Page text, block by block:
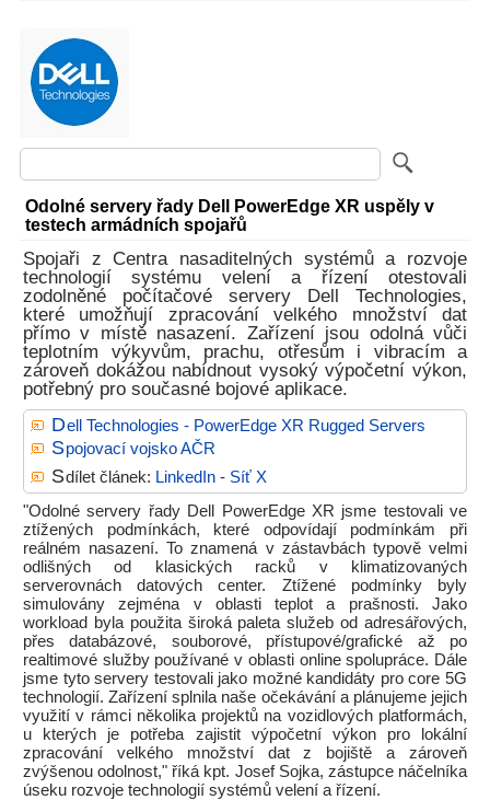
Odolné servery řady Dell PowerEdge XR uspěly v
testech armádních spojařů
Spojaři z Centra nasaditelných systémů a rozvoje
technologií systému velení a řízení otestovali
zodolněné počítačové servery Dell Technologies,
které umožňují zpracování velkého množství dat
přímo v místě nasazení. Zařízení jsou odolná vůči
teplotním výkyvům, prachu, otřesům i vibracím a
zároveň dokážou nabídnout vysoký výpočetní výkon,
potřebný pro současné bojové aplikace.
Dell Technologies - PowerEdge XR Rugged Servers
Spojovací vojsko AČR
Sdílet článek: LinkedIn- Síť X
"Odolné servery řady Dell PowerEdge XR jsme testovali ve
ztížených podmínkách, které odpovídají podmínkám při
reálném nasazení. To znamená v zástavbách typově velmi
odlišných od klasických racků v klimatizovaných
serverovnách datových center. Ztížené podmínky byly
simulovány zejména v oblasti teplot a prašnosti. Jako
workload byla použita široká paleta služeb od adresářových,
přes databázové, souborové, přístupové/grafické až po
realtimové služby používané v oblasti online spolupráce. Dále
jsme tyto servery testovali jako možné kandidáty pro core 5G
technologií. Zařízení splnila naše očekávání a plánujeme jejich
využití v rámci několika projektů na vozidlových platformách,
u kterých je potřeba zajistit výpočetní výkon pro lokální
zpracování velkého množství dat z bojiště a zároveň
zvýšenou odolnost," říká kpt. Josef Sojka, zástupce náčelníka
úseku rozvoje technologií systémů velení a řízení.